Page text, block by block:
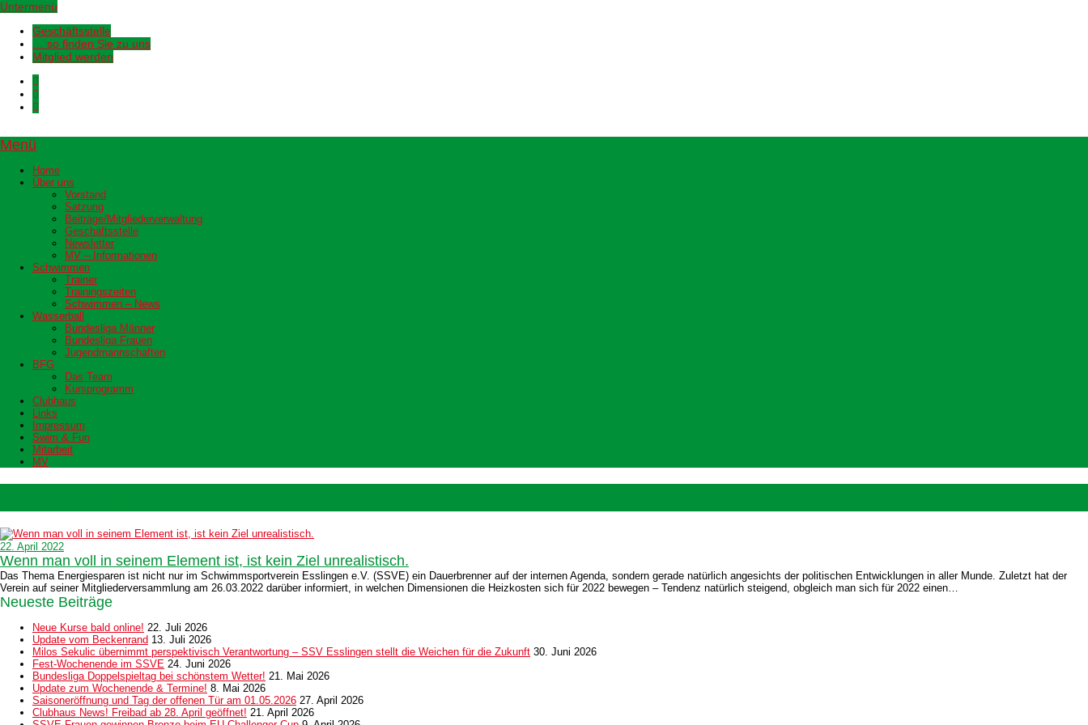
Untermenü
Geschäftsstelle
… so finden Sie zu uns
Mitglied werden
Menü
Home
Über uns
Vorstand
Satzung
Beiträge/Mitgliederverwaltung
Geschäftsstelle
Newsletter
MV – Informationen
Schwimmen
Trainer
Trainingszeiten
Schwimmen – News
Wasserball
Bundesliga Männer
Bundesliga Frauen
Jugendmannschaften
BFG
Das Team
Kursprogramm
Clubhaus
Links
Impressum
Swim & Fun
Mitarbeit
MV
22. April 2022
Wenn man voll in seinem Element ist, ist kein Ziel unrealistisch.
Das Thema Energiesparen ist nicht nur im Schwimmsportverein Esslingen e.V. (SSVE) ein Dauerbrenner auf der internen Agenda, sondern gerade natürlich angesichts der politischen Entwicklungen in aller Munde. Zuletzt hat der
Verein auf seiner Mitgliederversammlung am 26.03.2022 darüber informiert, in welchen Dimensionen die Heizkosten sich für 2022 bewegen – Tendenz natürlich steigend, obgleich man sich für 2022 einen…
Neueste Beiträge
Neue Kurse bald online! 22. Juli 2026
Update vom Beckenrand 13. Juli 2026
Milos Sekulic übernimmt perspektivisch Verantwortung – SSV Esslingen stellt die Weichen für die Zukunft 30. Juni 2026
Fest-Wochenende im SSVE 24. Juni 2026
Bundesliga Doppelspieltag bei schönstem Wetter! 21. Mai 2026
Update zum Wochenende & Termine! 8. Mai 2026
Saisoneröffnung und Tag der offenen Tür am 01.05.2026 27. April 2026
Clubhaus News! Freibad ab 28. April geöffnet! 21. April 2026